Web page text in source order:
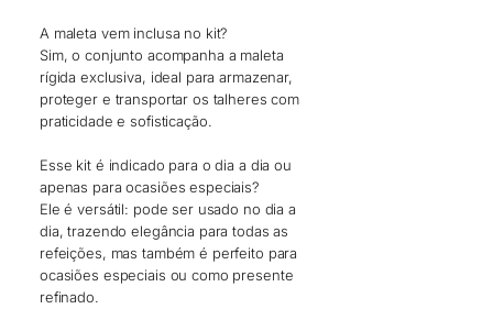
A maleta vem inclusa no kit?
Sim, o conjunto acompanha a maleta
rígida exclusiva, ideal para armazenar,
proteger e transportar os talheres com
praticidade e sofisticação.
Esse kit é indicado para o dia a dia ou
apenas para ocasiões especiais?
Ele é versátil: pode ser usado no dia a
dia, trazendo elegância para todas as
refeições, mas também é perfeito para
ocasiões especiais ou como presente
refinado.